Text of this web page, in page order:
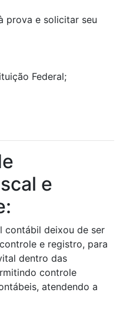
prova e solicitar seu
Federal;
e
contábil deixou de ser
e registro, para
dentro das
controle
atendendo a